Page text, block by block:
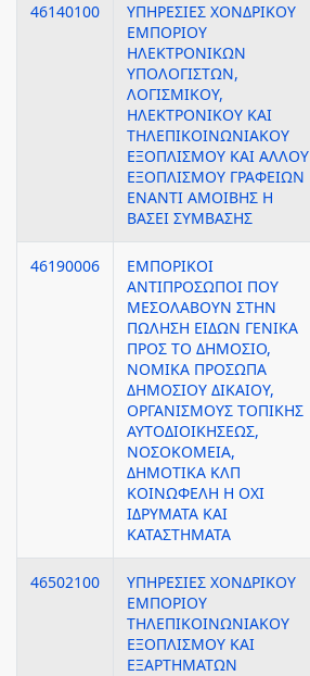
46140100
ΥΠΗΡΕΣΙΕΣ ΧΟΝΔΡΙΚΟΥ
ΕΜΠΟΡΙΟΥ
ΗΛΕΚΤΡΟΝΙΚΩΝ
ΥΠΟΛΟΓΙΣΤΩΝ,
ΛΟΓΙΣΜΙΚΟΥ,
ΗΛΕΚΤΡΟΝΙΚΟΥ ΚΑΙ
ΤΗΛΕΠΙΚΟΙΝΩΝΙΑΚΟΥ
ΕΞΟΠΛΙΣΜΟΥ ΚΑΙ ΑΛΛΟΥ
ΕΞΟΠΛΙΣΜΟΥ ΓΡΑΦΕΙΩΝ
ΕΝΑΝΤΙ ΑΜΟΙΒΗΣ Η
ΒΑΣΕΙ ΣΥΜΒΑΣΗΣ
46190006
ΕΜΠΟΡΙΚΟΙ
ΑΝΤΙΠΡΟΣΩΠΟΙ ΠΟΥ
ΜΕΣΟΛΑΒΟΥΝ ΣΤΗΝ
ΠΩΛΗΣΗ ΕΙΔΩΝ ΓΕΝΙΚΑ
ΠΡΟΣ ΤΟ ΔΗΜΟΣΙΟ,
ΝΟΜΙΚΑ ΠΡΟΣΩΠΑ
ΔΗΜΟΣΙΟΥ ΔΙΚΑΙΟΥ,
ΟΡΓΑΝΙΣΜΟΥΣ ΤΟΠΙΚΗΣ
ΑΥΤΟΔΙΟΙΚΗΣΕΩΣ,
ΝΟΣΟΚΟΜΕΙΑ,
ΔΗΜΟΤΙΚΑ ΚΛΠ
ΚΟΙΝΩΦΕΛΗ Η ΟΧΙ
ΙΔΡΥΜΑΤΑ ΚΑΙ
ΚΑΤΑΣΤΗΜΑΤΑ
46502100
ΥΠΗΡΕΣΙΕΣ ΧΟΝΔΡΙΚΟΥ
ΕΜΠΟΡΙΟΥ
ΤΗΛΕΠΙΚΟΙΝΩΝΙΑΚΟΥ
ΕΞΟΠΛΙΣΜΟΥ ΚΑΙ
ΕΞΑΡΤΗΜΑΤΩΝ